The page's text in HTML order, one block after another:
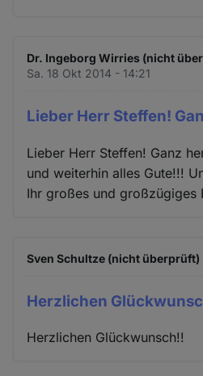
Dr. Ingeborg Wirries (nicht
Sa. 18 Okt 2014 - 14:21
Lieber Herr Steffen!
Lieber Herr Steffen! Ganz
und weiterhin alles Gute!!!
Ihr großes und großzügiges
Sven Schultze (nicht überprüft)
Herzlichen
Herzlichen Glückwunsch!!